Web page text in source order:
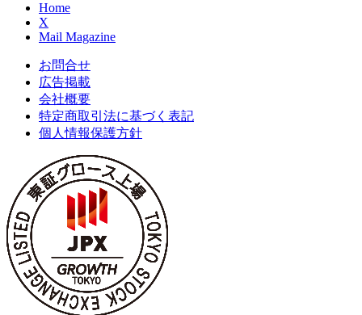
Home
X
Mail Magazine
お問合せ
広告掲載
会社概要
特定商取引法に基づく表記
個人情報保護方針